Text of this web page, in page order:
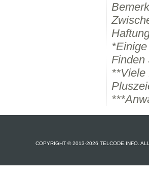
Finden
**Viele
COPYRIGHT © 2013-2026 TELCODE.INFO.